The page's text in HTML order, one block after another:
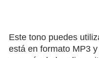
Este tono puedes
está en formato MP3